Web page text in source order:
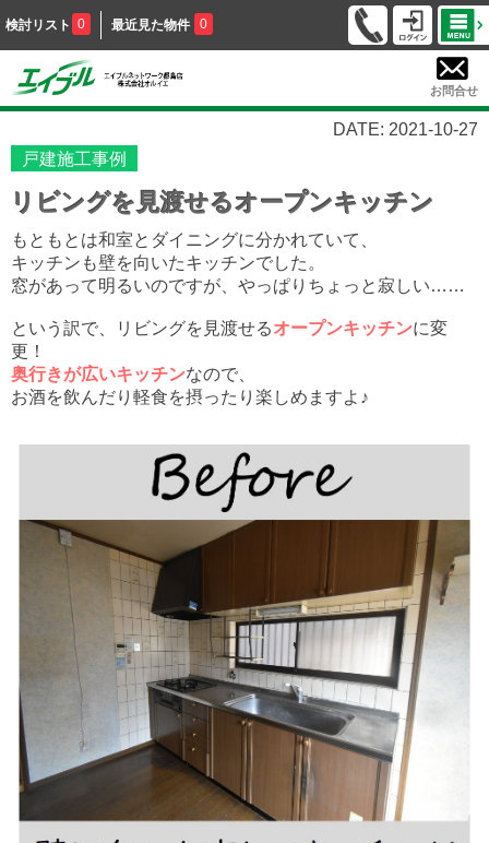
検討リスト 0 最近見た物件 0
お問合せ
DATE: 2021-10-27
戸建施工事例
リビングを見渡せるオープンキッチン
もともとは和室とダイニングに分かれていて、
キッチンも壁を向いたキッチンでした。
窓があって明るいのですが、やっぱりちょっと寂しい……
という訳で、リビングを見渡せるオープンキッチンに変
更！
奥行きが広いキッチンなので、
お酒を飲んだり軽食を摂ったり楽しめますよ♪